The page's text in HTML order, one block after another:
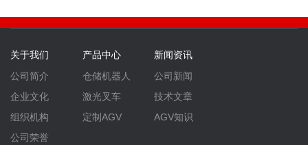
关于我们
公司简介
企业文化
组织机构
公司荣誉
产品中心
仓储机器人
激光叉车
定制AGV
新闻资讯
公司新闻
技术文章
AGV知识